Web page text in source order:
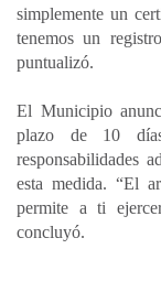
simplemente un
tenemos un
puntualizó.
El Municipio
plazo de 10
responsabilidades
esta medida. “El
permite a ti
concluyó.